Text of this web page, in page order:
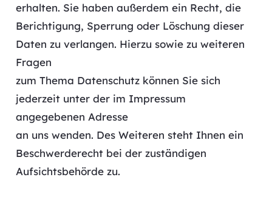
erhalten. Sie haben außerdem ein Recht, die
Berichtigung, Sperrung oder Löschung dieser
Daten zu verlangen. Hierzu sowie zu weiteren
Fragen
zum Thema Datenschutz können Sie sich
jederzeit unter der im Impressum
angegebenen Adresse
an uns wenden. Des Weiteren steht Ihnen ein
Beschwerderecht bei der zuständigen
Aufsichtsbehörde zu.